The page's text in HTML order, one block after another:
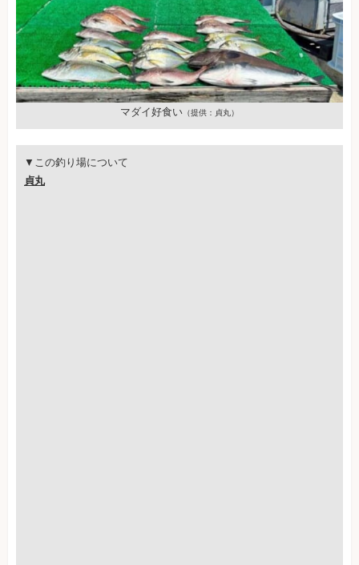
マダイ好食い （提供：貞丸）
▼この釣り場について
貞丸